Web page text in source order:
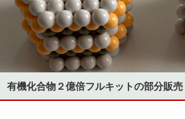
有機化合物２億倍フルキットの部分販売